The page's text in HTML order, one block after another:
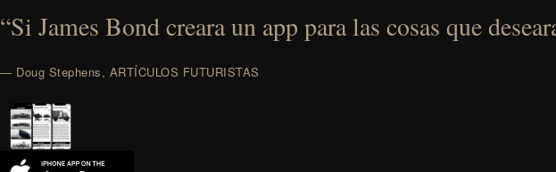
“Si James Bond creara un app para las cosas que
— Doug Stephens, ARTÍCULOS FUTURISTAS